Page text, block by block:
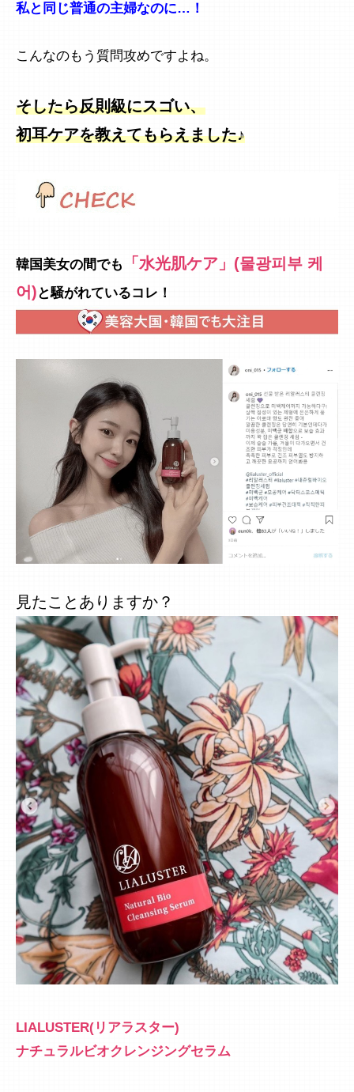
私と同じ普通の主婦なのに…！
こんなのもう質問攻めですよね。
そしたら反則級にスゴい、
初耳ケアを教えてもらえました♪
韓国美女の間でも
「水光肌ケア」(물광피부 케
어) と騒がれているコレ！
見たことありますか？
LIALUSTER(リアラスター)
ナチュラルビオクレンジングセラム